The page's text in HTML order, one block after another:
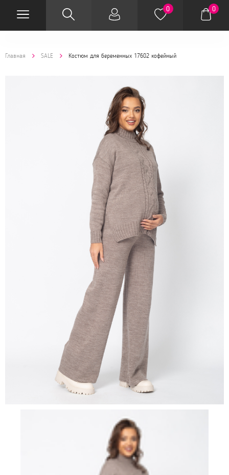
0 0
Главная SALE Костюм для беременных 17602 кофейный